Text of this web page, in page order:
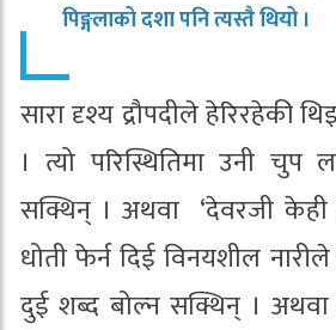
पिङ्गलाको दशा पनि त्यस्तै थियो ।
सारा दृश्य द्रौपदीले हेरिरहेकी
। त्यो परिस्थितिमा उनी
सक्थिन् । अथवा ‘देवरजी
धोती फेर्न दिई विनयशील
दुई शब्द बोल्न सक्थिन् । अथवा